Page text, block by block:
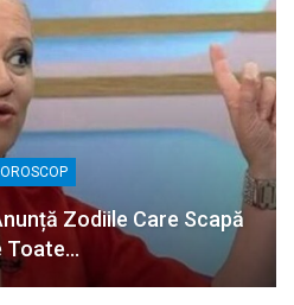
Zodiile Care Scapă
Toate…